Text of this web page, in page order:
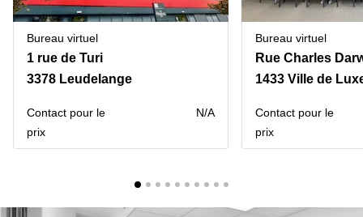
Bureau
virtuel
d'affaires
Luxembourg
Bureaux
Esch-sur-
Alzette
Сoworking
Esch-
Choisissez une langue
Luxembourg
Bureau virtuel
1 rue de Turi
3378 Leudelange
Contact pour le
prix
N/A
Bureau virtuel
Rue Charles
1433 Ville de
Contact pour le
prix